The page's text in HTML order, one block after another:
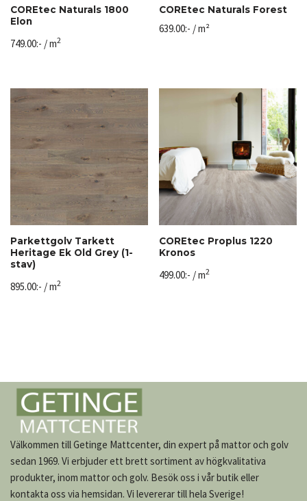
COREtec Naturals 1800
Elon
749.00:- / m2
COREtec Naturals Forest
639.00:- / m²
Parkettgolv Tarkett
Heritage Ek Old Grey (1-
stav)
895.00:- / m2
COREtec Proplus 1220
Kronos
499.00:- / m2
Välkommen till Getinge Mattcenter, din expert på mattor och golv
sedan 1969. Vi erbjuder ett brett sortiment av högkvalitativa
produkter, inom mattor och golv. Besök oss i vår butik eller
kontakta oss via hemsidan. Vi levererar till hela Sverige!